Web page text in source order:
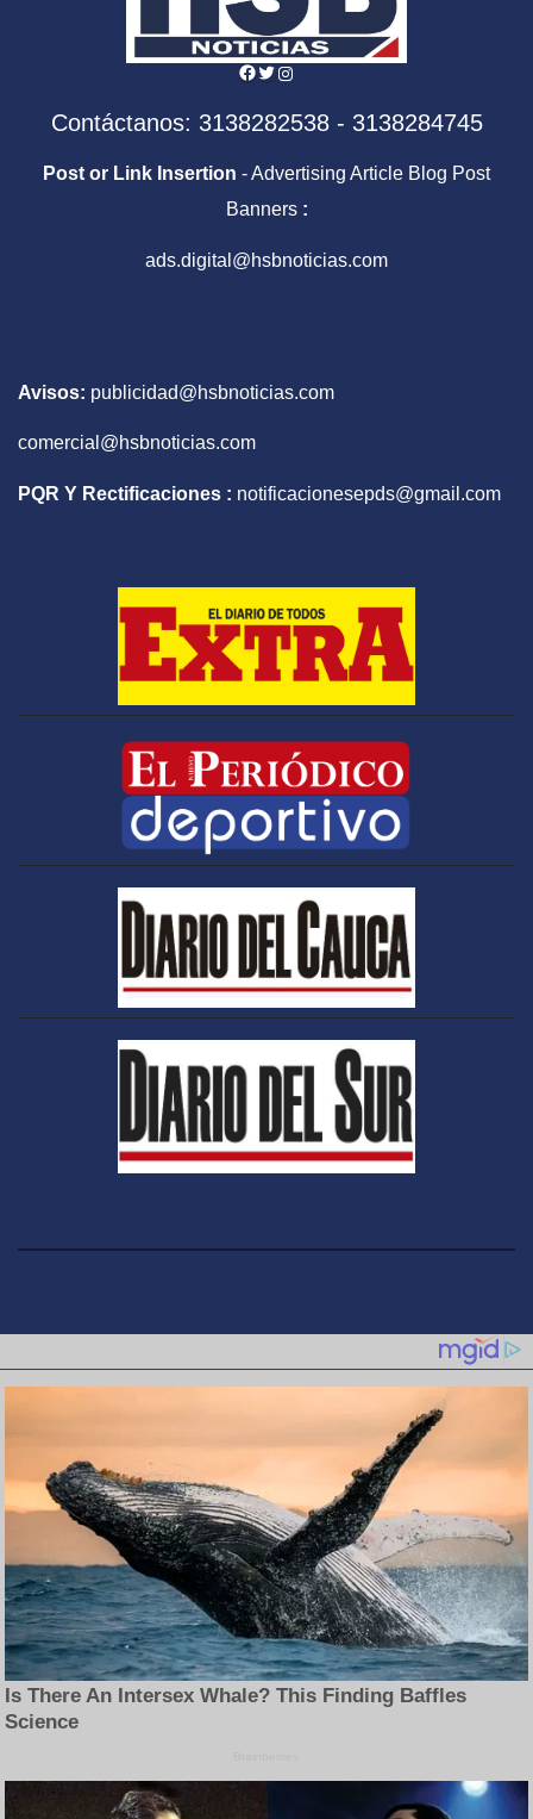
Facebook
Twitter
Instagram
Contáctanos: 3138282538 - 3138284745
Post or Link Insertion - Advertising Article Blog Post
Banners :
ads.digital@hsbnoticias.com
Avisos: publicidad@hsbnoticias.com
comercial@hsbnoticias.com
PQR Y Rectificaciones : notificacionesepds@gmail.com